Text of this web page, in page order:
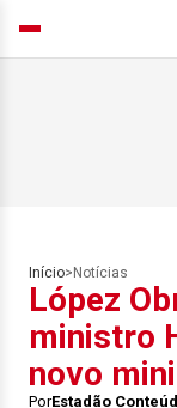
Início> Notícias
López
ministro
novo
PorEstadão